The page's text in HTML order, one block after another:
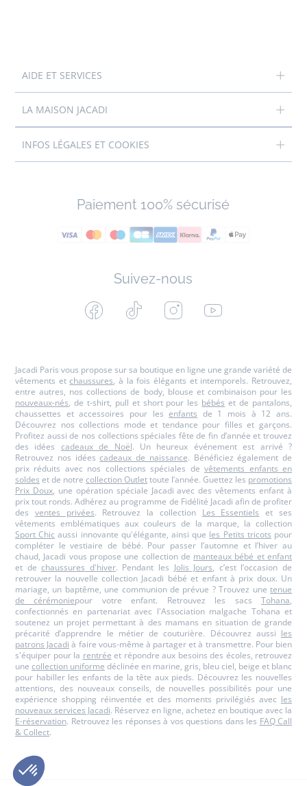
AIDE ET SERVICES
LA MAISON JACADI
INFOS LÉGALES ET COOKIES
Paiement 100% sécurisé
Suivez-nous
Facebook Tiktok InstagramYoutube
Jacadi Paris vous propose sur sa boutique en ligne une grande variété de
vêtements etchaussures, à la fois élégants et intemporels. Retrouvez,
entre autres, nos collections de body, blouse et combinaison pour les
nouveaux-nés, de t-shirt, pull et short pour les bébés et de pantalons,
chaussettes et accessoires pour lesenfants de 1 mois à 12 ans.
Découvrez nos collections mode et tendance pour filles et garçons.
Profitez aussi de nos collections spéciales fête de fin d’année et trouvez
des idées cadeaux de Noël. Un heureux événement est arrivé ?
Retrouvez nos idéescadeaux de naissance. Bénéficiez également de
prix réduits avec nos collections spéciales devêtements enfants en
soldes et de notre collection Outlettoute l’année. Guettez les promotions
Prix Doux, une opération spéciale Jacadi avec des vêtements enfant à
prix tout ronds. Adhérez au programme de Fidélité Jacadi afin de profiter
des ventes privées. Retrouvez la collection Les Essentiels et ses
vêtements emblématiques aux couleurs de la marque, la collection
Sport Chic aussi innovante qu'élégante, ainsi que les Petits tricots pour
compléter le vestiaire de bébé. Pour passer l’automne et l’hiver au
chaud, Jacadi vous propose une collection de manteaux bébé et enfant
et dechaussures d'hiver. Pendant les Jolis Jours, c’est l’occasion de
retrouver la nouvelle collection Jacadi bébé et enfant à prix doux. Un
mariage, un baptême, une communion de prévue ? Trouvez une tenue
de cérémoniepour votre enfant. Retrouvez les sacsTohana,
confectionnés en partenariat avec l'Association malgache Tohana et
soutenez un projet permettant à des mamans en situation de grande
précarité d’apprendre le métier de couturière. Découvrez aussi les
patrons Jacadi à faire vous-même à partager et à transmettre. Pour bien
s'équiper pour la rentrée et répondre aux besoins des écoles, retrouvez
une collection uniforme déclinée en marine, gris, bleu ciel, beige et blanc
pour habiller les enfants de la tête aux pieds. Découvrez les nouvelles
attentions, des nouveaux conseils, de nouvelles possibilités pour une
expérience shopping réinventée et des moments privilégiés avec les
nouveaux services Jacadi. Réservez en ligne, achetez en boutique avec la
E-réservation. Retrouvez les réponses à vos questions dans les FAQ Call
& Collect.